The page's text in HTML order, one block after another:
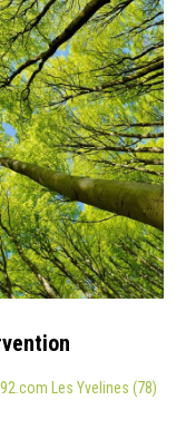
Les Yvelines (78)